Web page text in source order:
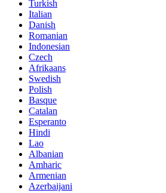
Turkish
Italian
Danish
Romanian
Indonesian
Czech
Afrikaans
Swedish
Polish
Basque
Catalan
Esperanto
Hindi
Lao
Albanian
Amharic
Armenian
Azerbaijani